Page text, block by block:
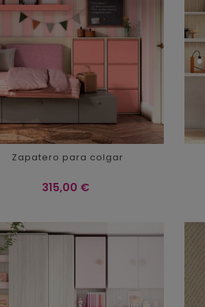
Zapatero para colgar
Precio
315,00 €